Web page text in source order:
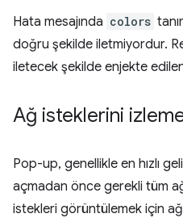
Hata mesajında colors
doğru şekilde iletmiyordur.
iletecek şekilde enjekte
Ağ isteklerini
Pop-up, genellikle en hızlı
açmadan önce gerekli tüm
istekleri görüntülemek için